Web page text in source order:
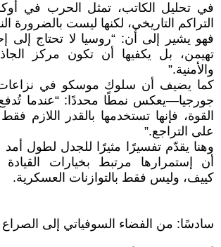
في تحليل الكاتب، تمثل الحرب في
التراكم التاريخي، لكنها ليست بالضرورة
فهو يشير إلى أن: “روسيا لا تحتاج إلى
تهيمن، بل يكفيها أن تكون مركز
والأمنية.”
كما يضيف أن سلوك موسكو في
جورجيا—يعكس نمطًا محددًا: “عندما
القوة، فإنها تستخدمها بالقدر اللازم
على التراجع.”
وهنا يقدّم تفسيرًا مثيرًا للجدل لطول أمد
أن إستمرارها مرتبط بخيارات
كييف، وليس فقط بالتوازنات العسكرية.
سادسًا: من الفضاء السوفياتي إلى الصراع